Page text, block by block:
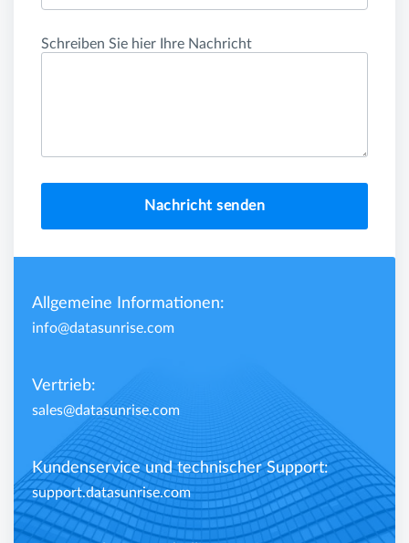
Schreiben Sie hier Ihre Nachricht
Nachricht senden
Allgemeine Informationen:
info@datasunrise.com
Vertrieb:
sales@datasunrise.com
Kundenservice und technischer Support:
support.datasunrise.com